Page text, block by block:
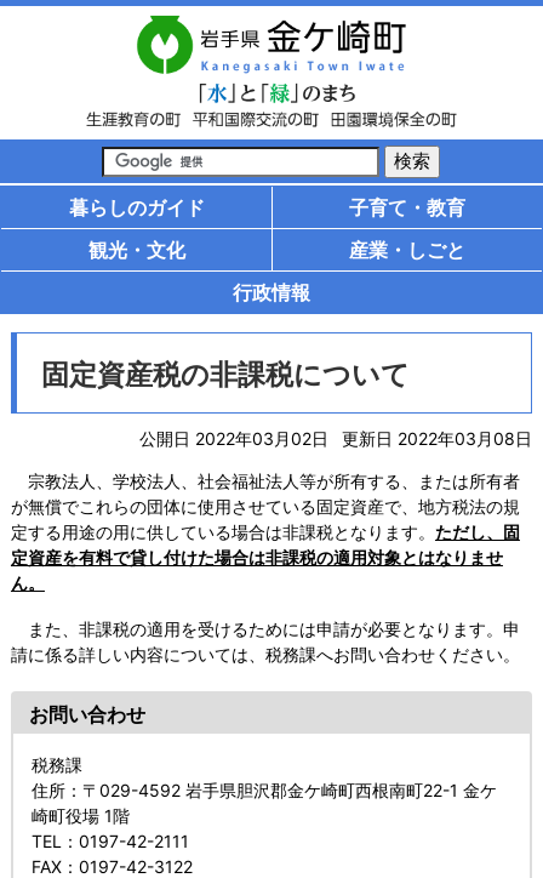
暮らしのガイド
子育て・教育
観光・文化
産業・しごと
行政情報
固定資産税の非課税について
公開日 2022年03月02日 更新日 2022年03月08日
宗教法人、学校法人、社会福祉法人等が所有する、または所有者
が無償でこれらの団体に使用させている固定資産で、地方税法の規
定する用途の用に供している場合は非課税となります。 ただし、固
定資産を有料で貸し付けた場合は非課税の適用対象とはなりませ
ん。
また、非課税の適用を受けるためには申請が必要となります。申
請に係る詳しい内容については、税務課へお問い合わせください。
お問い合わせ
税務課
住所：〒029-4592 岩手県胆沢郡金ケ崎町西根南町22-1 金ケ
崎町役場 1階
TEL
：0197-42-2111
FAX：0197-42-3122